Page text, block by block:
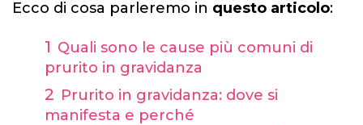
Ecco di cosa parleremo in questo articolo:
Quali sono le cause più comuni di
prurito in gravidanza
Prurito in gravidanza: dove si
manifesta e perché